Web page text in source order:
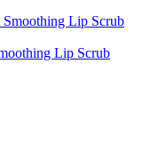
Lip Scrub